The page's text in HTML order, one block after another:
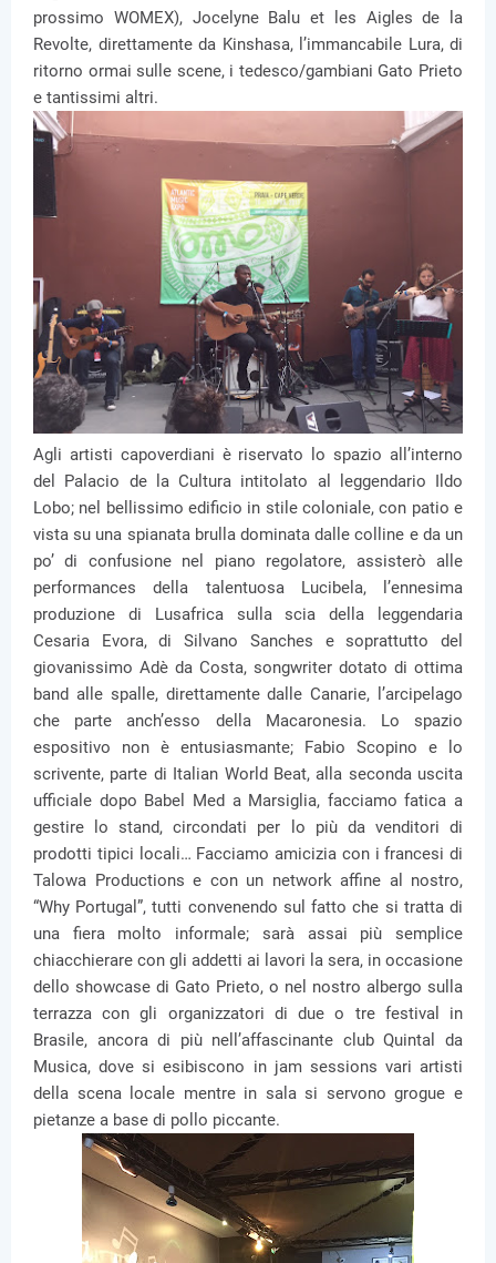
prossimo WOMEX), Jocelyne Balu et les Aigles de la
Revolte, direttamente da Kinshasa, l’immancabile Lura, di
ritorno ormai sulle scene, i tedesco/gambiani Gato Prieto
e tantissimi altri.
Agli artisti capoverdiani è riservato lo spazio all’interno
del Palacio de la Cultura intitolato al leggendario Ildo
Lobo; nel bellissimo edificio in stile coloniale, con patio e
vista su una spianata brulla dominata dalle colline e da un
po’ di confusione nel piano regolatore, assisterò alle
performances della talentuosa Lucibela, l’ennesima
produzione di Lusafrica sulla scia della leggendaria
Cesaria Evora, di Silvano Sanches e soprattutto del
giovanissimo Adè da Costa, songwriter dotato di ottima
band alle spalle, direttamente dalle Canarie, l’arcipelago
che parte anch’esso della Macaronesia. Lo spazio
espositivo non è entusiasmante; Fabio Scopino e lo
scrivente, parte di Italian World Beat, alla seconda uscita
ufficiale dopo Babel Med a Marsiglia, facciamo fatica a
gestire lo stand, circondati per lo più da venditori di
prodotti tipici locali… Facciamo amicizia con i francesi di
Talowa Productions e con un network affine al nostro,
“Why Portugal”, tutti convenendo sul fatto che si tratta di
una fiera molto informale; sarà assai più semplice
chiacchierare con gli addetti ai lavori la sera, in occasione
dello showcase di Gato Prieto, o nel nostro albergo sulla
terrazza con gli organizzatori di due o tre festival in
Brasile, ancora di più nell’affascinante club Quintal da
Musica, dove si esibiscono in jam sessions vari artisti
della scena locale mentre in sala si servono grogue e
pietanze a base di pollo piccante.